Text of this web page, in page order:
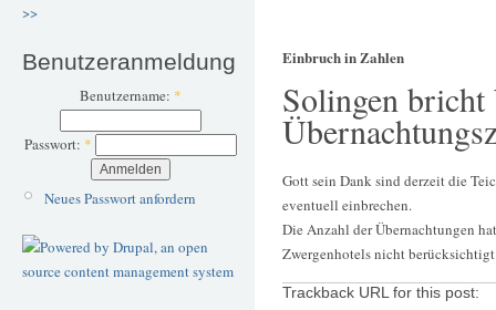
>>
Benutzeranmeldung
Benutzername: *
Passwort: *
Neues Passwort anfordern
Einbruch in Zahlen
Solingen bricht
Gott sein Dank sind derzeit die
eventuell einbrechen.
Die Anzahl der Übernachtungen
Zwergenhotels nicht
Trackback URL for this post: